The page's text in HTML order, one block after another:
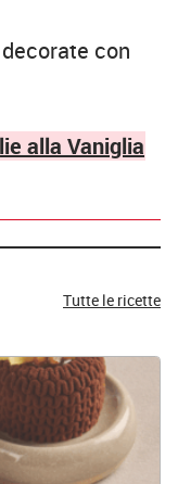
con
alla Vaniglia
Tutte le ricette